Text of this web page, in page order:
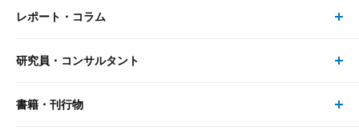
事業・ソリューション トップ
リサーチ
レポート・コラム
レポート・コラム トップ
最新のレポート・コラム
研究員・コンサルタント
研究員・コンサルタント トップ
書籍・刊行物